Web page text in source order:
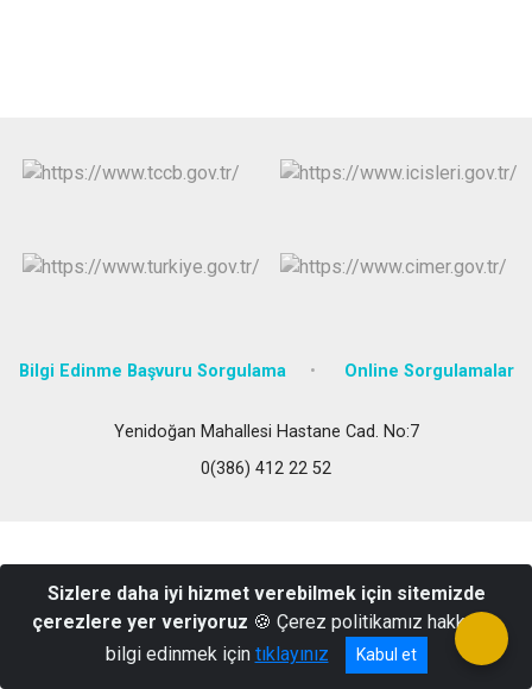
Bilgi Edinme Başvuru Sorgulama Online Sorgulamalar
Yenidoğan Mahallesi Hastane Cad. No:7
0(386) 412 22 52
Sizlere daha iyi hizmet verebilmek için sitemizde
çerezlere yer veriyoruz 🍪 Çerez politikamız hakkında
bilgi edinmek için tıklayınız Kabul et